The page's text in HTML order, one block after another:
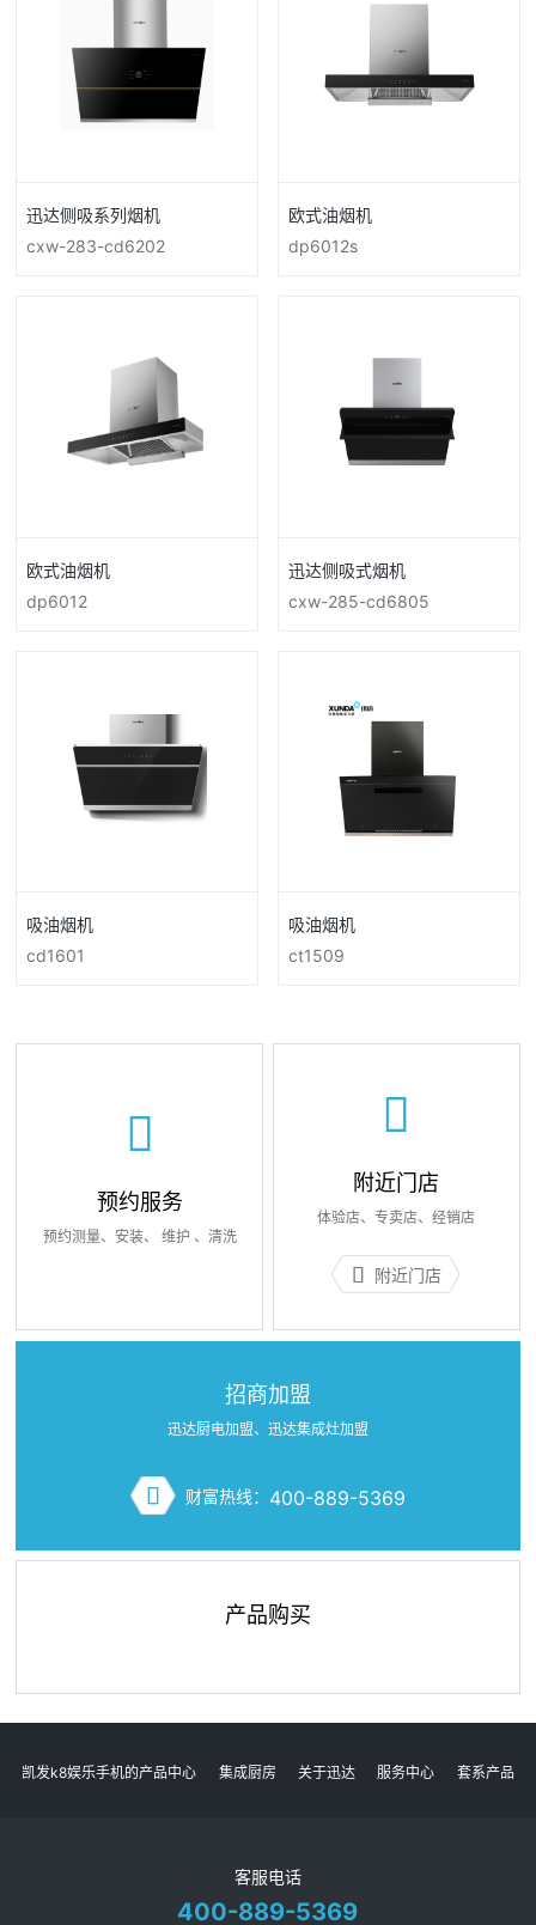
迅达侧吸系列烟机
cxw-283-cd6202
欧式油烟机
dp6012s
欧式油烟机
dp6012
迅达侧吸式烟机
cxw-285-cd6805
吸油烟机
cd1601
吸油烟机
ct1509
预约服务
预约测量、安装、 维护 、清洗
附近门店
体验店、专卖店、经销店
附近门店
招商加盟
迅达厨电加盟、迅达集成灶加盟
财富热线： 400-889-5369
产品购买
凯发k8娱乐手机的产品中心 集成厨房 关于迅达 服务中心 套系产品
客服电话
400-889-5369